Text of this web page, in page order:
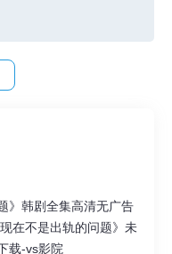
》韩剧全集高清无广告
在不是出轨的问题》未
载-vs影院